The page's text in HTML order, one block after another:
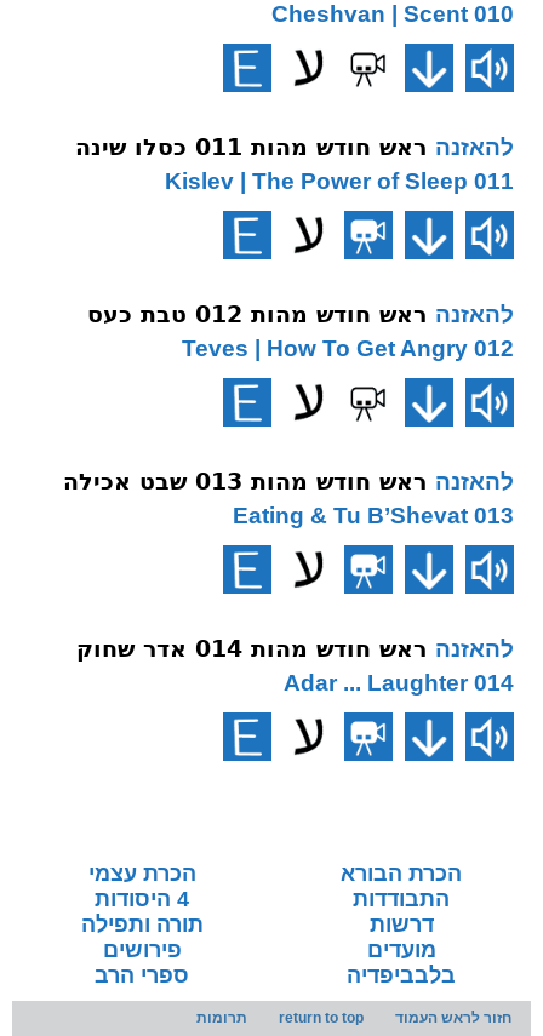
010 Cheshvan | Scent
להאזנה ראש חודש מהות 011 כסלו שינה
011 Kislev | The Power of Sleep
להאזנה ראש חודש מהות 012 טבת כעס
012 Teves | How To Get Angry
להאזנה ראש חודש מהות 013 שבט אכילה
013 Eating & Tu B’Shevat
להאזנה ראש חודש מהות 014 אדר שחוק
014 Adar ... Laughter
הכרת הבורא
הכרת עצמי
התבודדות
4 היסודות
דרשות
תורה ותפילה
מועדים
פירושים
בלבביפדיה
ספרי הרב
חזור לראש העמוד return to top תרומות